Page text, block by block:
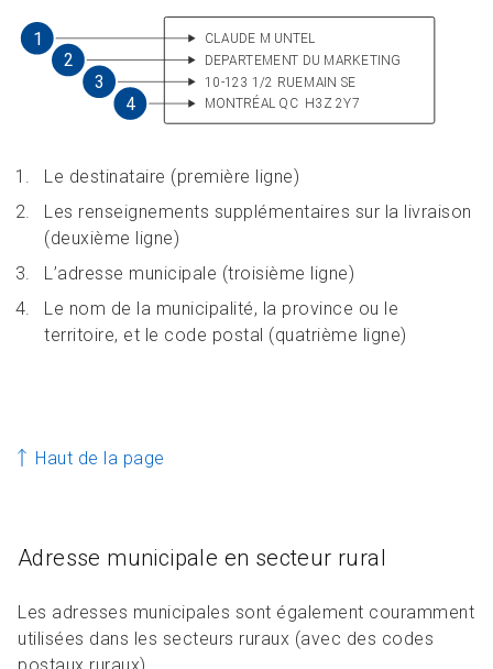
Le destinataire (première ligne)
Les renseignements supplémentaires sur la livraison
(deuxième ligne)
L’adresse municipale (troisième ligne)
Le nom de la municipalité, la province ou le
territoire, et le code postal (quatrième ligne)
Haut de la page
Adresse municipale en secteur rural
Les adresses municipales sont également couramment
utilisées dans les secteurs ruraux (avec des codes